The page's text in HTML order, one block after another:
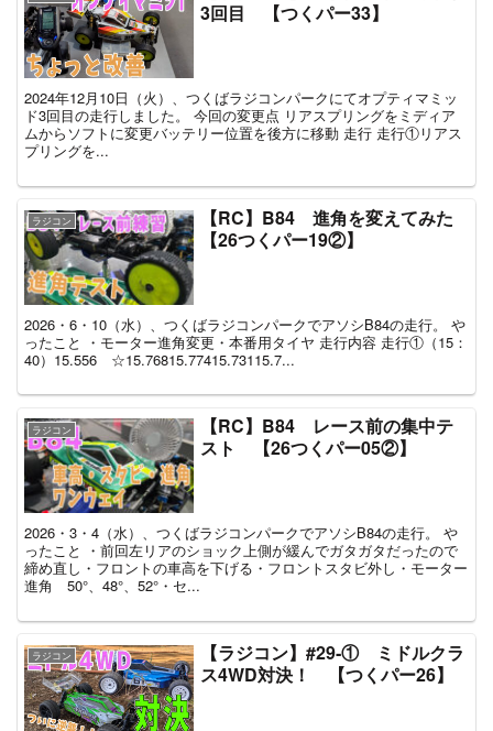
3回目 【つくパー33】
2024年12月10日（火）、つくばラジコンパークにてオプティマミッ
ド3回目の走行しました。 今回の変更点 リアスプリングをミディア
ムからソフトに変更バッテリー位置を後方に移動 走行 走行①リアス
プリングを...
ラジコン
【RC】B84 進角を変えてみた
【26つくパー19②】
2026・6・10（水）、つくばラジコンパークでアソシB84の走行。 や
ったこと ・モーター進角変更・本番用タイヤ 走行内容 走行①（15：
40）15.556 ☆15.76815.77415.73115.7...
ラジコン
【RC】B84 レース前の集中テ
スト 【26つくパー05②】
2026・3・4（水）、つくばラジコンパークでアソシB84の走行。 や
ったこと ・前回左リアのショック上側が緩んでガタガタだったので
締め直し・フロントの車高を下げる・フロントスタビ外し・モーター
進角 50°、48°、52°・セ...
ラジコン
【ラジコン】#29‐① ミドルクラ
ス4WD対決！ 【つくパー26】